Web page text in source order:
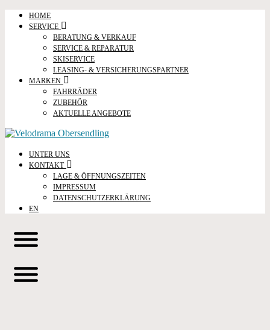
HOME
SERVICE
BERATUNG & VERKAUF
SERVICE & REPARATUR
SKISERVICE
LEASING- & VERSICHERUNGSPARTNER
MARKEN
FAHRRÄDER
ZUBEHÖR
AKTUELLE ANGEBOTE
UNTER UNS
KONTAKT
LAGE & ÖFFNUNGSZEITEN
IMPRESSUM
DATENSCHUTZERKLÄRUNG
EN